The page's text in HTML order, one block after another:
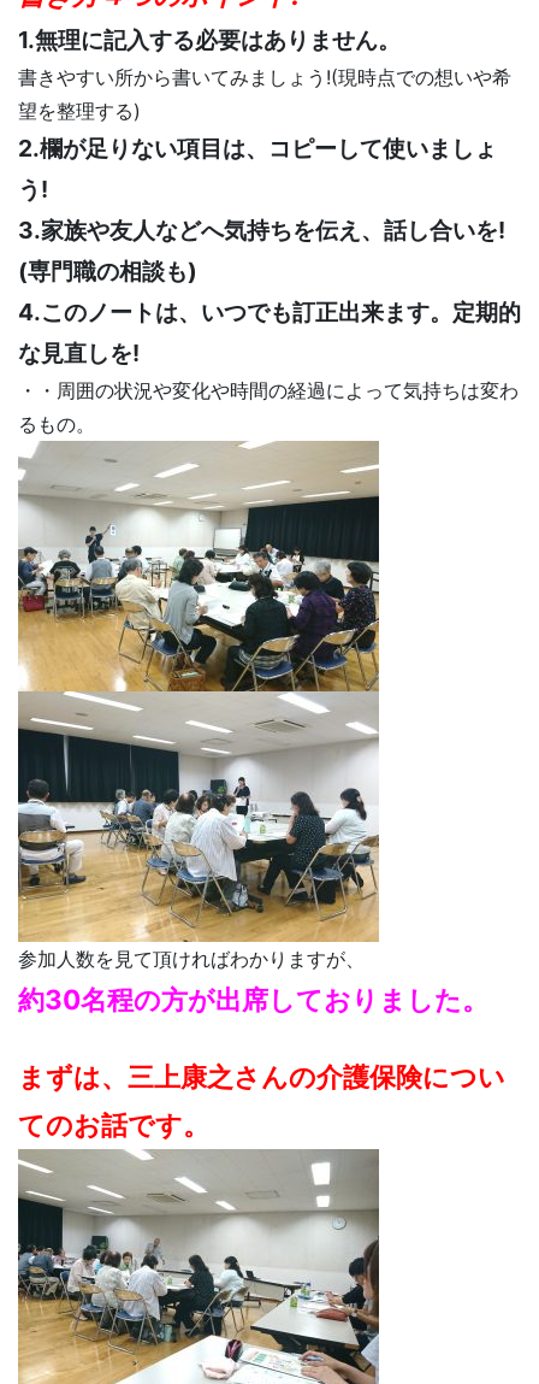
1.無理に記入する必要はありません。
書きやすい所から書いてみましょう!(現時点での想いや希
望を整理する)
2.欄が足りない項目は、コピーして使いましょ
う!
3.家族や友人などへ気持ちを伝え、話し合いを!
(専門職の相談も)
4.このノートは、いつでも訂正出来ます。定期的
な見直しを!
・・周囲の状況や変化や時間の経過によって気持ちは変わ
るもの。
参加人数を見て頂ければわかりますが、
約30名程の方が出席しておりました。
まずは、三上康之さんの介護保険につい
てのお話です。